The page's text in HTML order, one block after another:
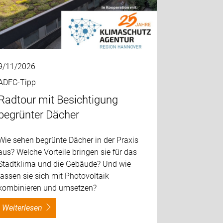
11/2026
Tipp
mit Besichtigung
Dächer
sehen begrünte Dächer in der Praxis
Welche Vorteile bringen sie für das
und die Gebäude? Und wie
sie sich mit Photovoltaik
und umsetzen?
weiterlesen